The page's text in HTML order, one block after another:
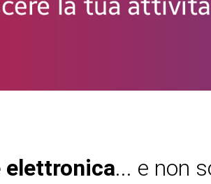
... e non